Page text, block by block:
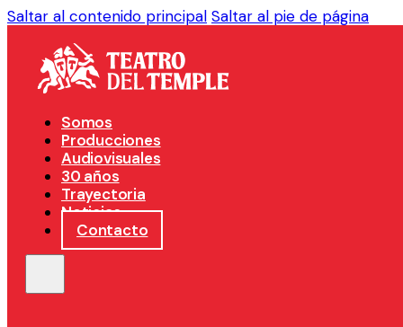
Saltar al contenido principal Saltar al pie de página
Somos
Producciones
Audiovisuales
30 años
Trayectoria
Noticias
Contacto